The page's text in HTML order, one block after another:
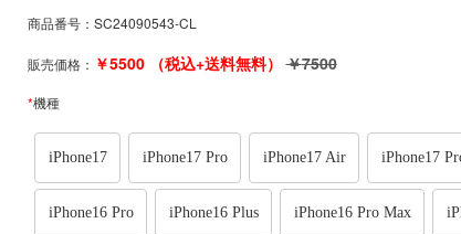
商品番号： SC24090543-CL
販売価格： ￥5500（税込+送料無料）￥7500
*機種
iPhone17 iPhone17 Pro iPhone17 Air iPhone17
iPhone16 Pro iPhone16 Plus iPhone16 Pro Max